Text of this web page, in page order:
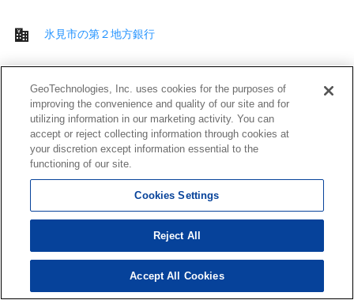
氷見市の第２地方銀行
氷見市のその他 金融機関
氷見市の公共施設
氷見市の交番
氷見市の図書館
GeoTechnologies, Inc. uses cookies for the purposes of
improving the convenience and quality of our site and for
utilizing information in our marketing activity. You can
accept or reject collecting information through cookies at
your discretion except information essential to the
functioning of our site.
Cookies Settings
Reject All
Accept All Cookies